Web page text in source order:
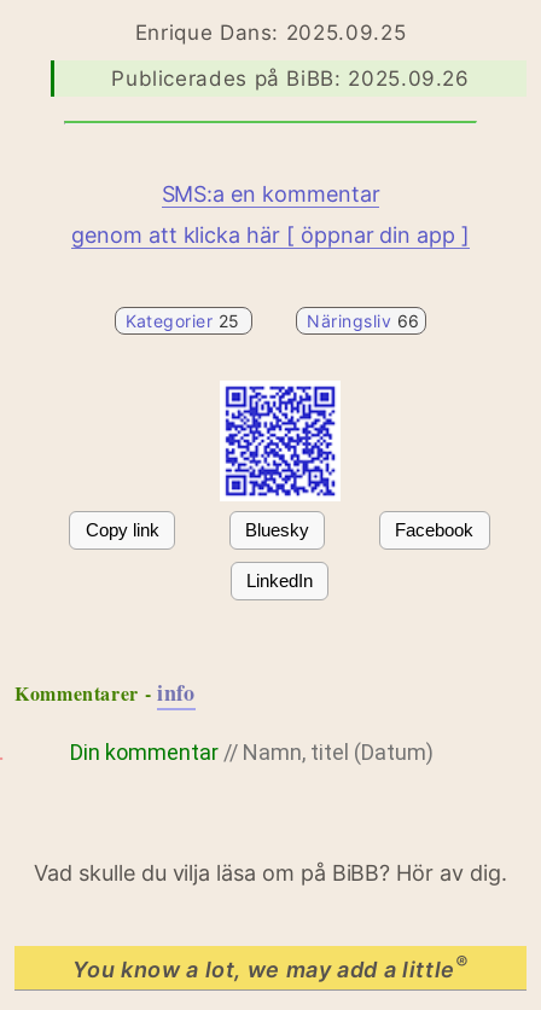
Enrique Dans: 2025.09.25
Publicerades på BiBB: 2025.09.26
SMS:a en kommentar
genom att klicka här [ öppnar din app ]
Kategorier 25 Näringsliv 66
Copy link Bluesky Facebook
LinkedIn
Kommentarer - info
Din kommentar // Namn, titel (Datum)
Vad skulle du vilja läsa om på BiBB? Hör av dig.
You know a lot, we may add a little®